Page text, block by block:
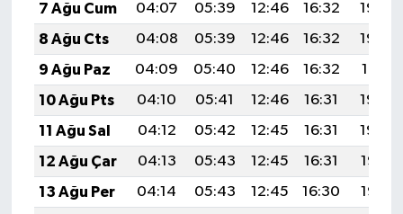
7 Ağu Cum
04:07 05:39 12:46 16:32
19:44
8 Ağu Cts
04:08 05:39 12:46 16:32
19:42
9 Ağu Paz
04:09 05:40 12:46 16:32
19:41
10 Ağu Pts
04:10 05:41 12:46 16:31
19:40
11 Ağu Sal
04:12 05:42 12:45 16:31
19:39
12 Ağu Çar
04:13 05:43 12:45 16:31
19:38
13 Ağu Per
04:14 05:43 12:45 16:30
19:37